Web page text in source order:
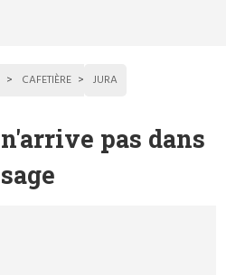
CAFETIÈRE JURA
pas dans